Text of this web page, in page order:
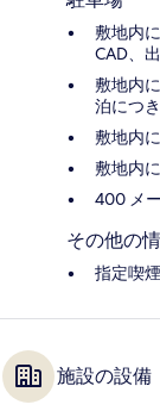
敷地内
CAD、
敷地内
泊につ
敷地内
敷地内
400 メ
その他の
指定喫
施設の設備